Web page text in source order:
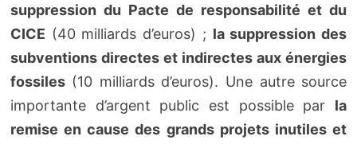
suppression du Pacte de responsabilité et du
CICE (40 milliards d’euros) ; la suppression des
subventions directes et indirectes aux énergies
fossiles(10 milliards d’euros). Une autre source
importante d’argent public est possible par la
remise en cause des grands projets inutiles et